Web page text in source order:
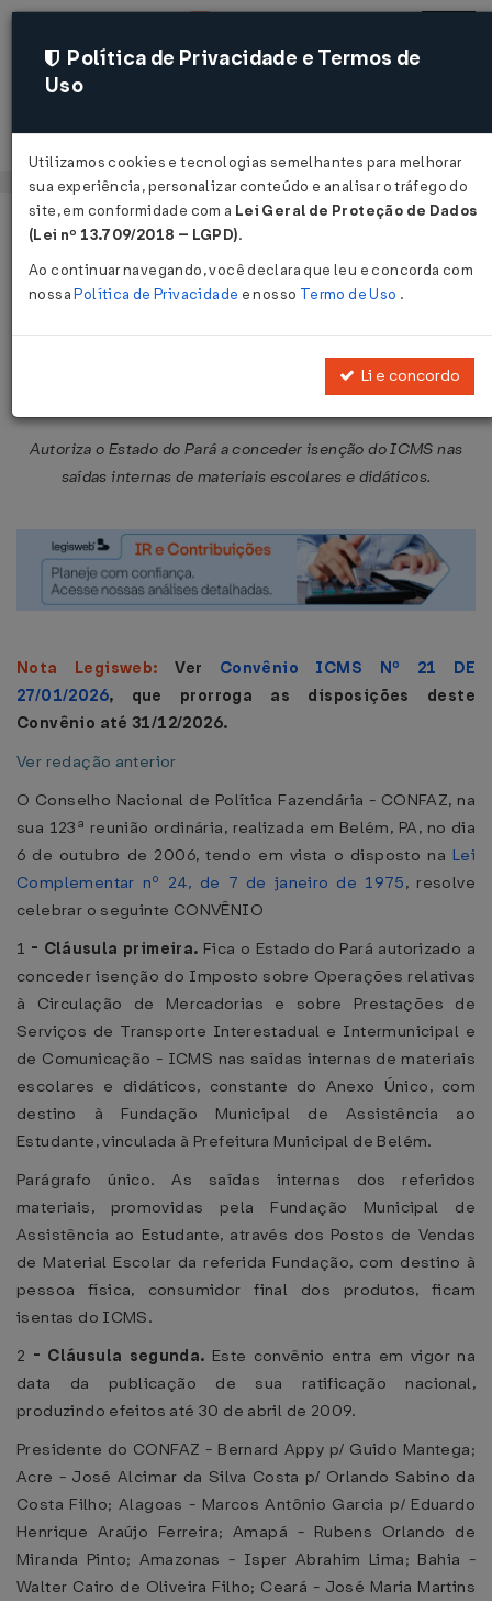
Acessar
Página Inicial Legislações
Convênio ICMS Nº 95 DE
Autoriza o Estado do Pará a conceder isenção do ICMS nas
saídas internas de materiais escolares e didáticos.
Nota Legisweb:Ver Convênio ICMS Nº 21 DE
27/01/2026, que prorroga as disposições deste
Convênio até 31/12/2026.
Ver redação anterior
O Conselho Nacional de Política Fazendária - CONFAZ, na
sua 123ª reunião ordinária, realizada em Belém, PA, no dia
6 de outubro de 2006, tendo em vista o disposto na Lei
Complementar nº 24, de 7 de janeiro de 1975, resolve
celebrar o seguinte CONVÊNIO
1 - Cláusula primeira. Fica o Estado do Pará autorizado a
conceder isenção do Imposto sobre Operações relativas
à Circulação de Mercadorias e sobre Prestações de
Serviços de Transporte Interestadual e Intermunicipal e
de Comunicação - ICMS nas saídas internas de materiais
escolares e didáticos, constante do Anexo Único, com
destino à Fundação Municipal de Assistência ao
Estudante, vinculada à Prefeitura Municipal de Belém.
Parágrafo único. As saídas internas dos referidos
materiais, promovidas pela Fundação Municipal de
Assistência ao Estudante, através dos Postos de Vendas
de Material Escolar da referida Fundação, com destino à
pessoa física, consumidor final dos produtos, ficam
isentas do ICMS.
2 - Cláusula segunda. Este convênio entra em vigor na
data da publicação de sua ratificação nacional,
produzindo efeitos até 30 de abril de 2009.
Presidente do CONFAZ - Bernard Appy p/ Guido Mantega;
Acre - José Alcimar da Silva Costa p/ Orlando Sabino da
Costa Filho; Alagoas - Marcos Antônio Garcia p/ Eduardo
Henrique Araújo Ferreira; Amapá - Rubens Orlando de
Miranda Pinto; Amazonas - Isper Abrahim Lima; Bahia -
Walter Cairo de Oliveira Filho; Ceará - José Maria Martins
Política de Privacidade e Termos de
Uso
Utilizamos cookies e tecnologias semelhantes para melhorar
sua experiência, personalizar conteúdo e analisar o tráfego do
site, em conformidade com a Lei Geral de Proteção de Dados
(Lei nº 13.709/2018 – LGPD).
Ao continuar navegando, você declara que leu e concorda com
nossaPolítica de Privacidade e nosso Termo de Uso .
Li e concordo